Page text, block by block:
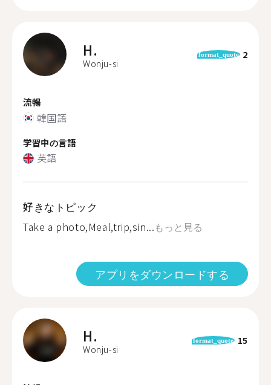
H.
Wonju-si
format_quote 2
流暢
韓国語
学習中の言語
英語
好きなトピック
Take a photo,Meal,trip,sin...もっと見る
アプリをダウンロードする
H.
Wonju-si
format_quote 15